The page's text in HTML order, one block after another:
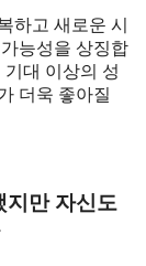
하고 새로운 시
능성을 상징합
대 이상의 성
더욱 좋아질
지만 자신도